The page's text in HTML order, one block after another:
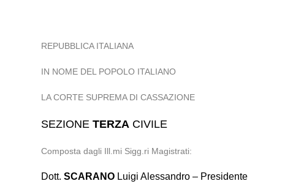
REPUBBLICA ITALIANA
IN NOME DEL POPOLO ITALIANO
LA CORTE SUPREMA DI CASSAZIONE
SEZIONETERZA CIVILE
Composta dagli Ill.mi Sigg.ri Magistrati:
Dott.SCARANO Luigi Alessandro – Presidente